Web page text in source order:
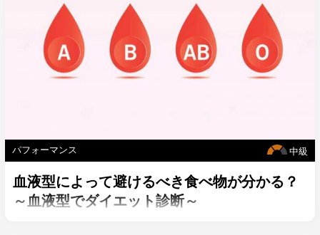
中級
パフォーマンス
血液型によって避けるべき食べ物が分かる？
～血液型でダイエット診断～